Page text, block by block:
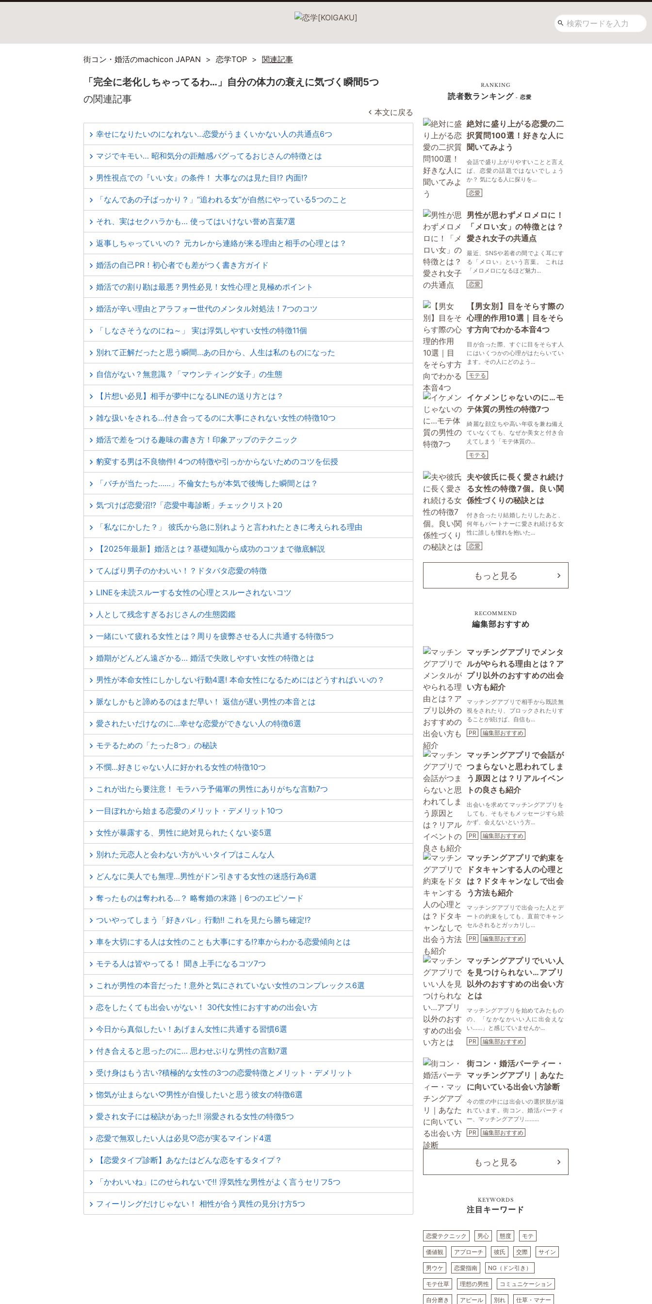
街コン・婚活のmachicon JAPAN 恋学TOP 関連記事
「完全に老化しちゃってるわ…」自分の体力の衰えに気づく瞬間5つ
の関連記事
本文に戻る
幸せになりたいのになれない…恋愛がうまくいかない人の共通点6つ
マジでキモい… 昭和気分の距離感バグってるおじさんの特徴とは
男性視点での『いい女』の条件！ 大事なのは見た目⁉ 内面⁉
「なんであの子ばっかり？」“追われる女”が自然にやっている5つのこと
それ、実はセクハラかも… 使ってはいけない誉め言葉7選
返事しちゃっていいの？ 元カレから連絡が来る理由と相手の心理とは？
婚活の自己PR！初心者でも差がつく書き方ガイド
婚活での割り勘は最悪？男性必見！女性心理と見極めポイント
婚活が辛い理由とアラフォー世代のメンタル対処法！7つのコツ
「しなさそうなのにね～」 実は浮気しやすい女性の特徴11個
別れて正解だったと思う瞬間…あの日から、人生は私のものになった
自信がない？無意識？「マウンティング女子」の生態
【片想い必見】相手が夢中になるLINEの送り方とは？
雑な扱いをされる…付き合ってるのに大事にされない女性の特徴10つ
婚活で差をつける趣味の書き方！印象アップのテクニック
豹変する男は不良物件! 4つの特徴や引っかからないためのコツを伝授
「バチが当たった……」不倫女たちが本気で後悔した瞬間とは？
気づけば恋愛沼!?「恋愛中毒診断」チェックリスト20
「私なにかした？」 彼氏から急に別れようと言われたときに考えられる理由
【2025年最新】婚活とは？基礎知識から成功のコツまで徹底解説
てんぱり男子のかわいい！？ドタバタ恋愛の特徴
LINEを未読スルーする女性の心理とスルーされないコツ
人として残念すぎるおじさんの生態図鑑
一緒にいて疲れる女性とは？周りを疲弊させる人に共通する特徴5つ
婚期がどんどん遠ざかる… 婚活で失敗しやすい女性の特徴とは
男性が本命女性にしかしない行動4選! 本命女性になるためにはどうすればいいの？
脈なしかもと諦めるのはまだ早い！ 返信が遅い男性の本音とは
愛されたいだけなのに…幸せな恋愛ができない人の特徴6選
モテるための「たった8つ」の秘訣
不憫…好きじゃない人に好かれる女性の特徴10つ
これが出たら要注意！ モラハラ予備軍の男性にありがちな言動7つ
一目ぼれから始まる恋愛のメリット・デメリット10つ
女性が暴露する、男性に絶対見られたくない姿5選
別れた元恋人と会わない方がいいタイプはこんな人
どんなに美人でも無理…男性がドン引きする女性の迷惑行為6選
奪ったものは奪われる…？ 略奪婚の末路｜6つのエピソード
ついやってしまう「好きバレ」行動‼ これを見たら勝ち確定⁉
車を大切にする人は女性のことも大事にする⁉️車からわかる恋愛傾向とは
モテる人は皆やってる！ 聞き上手になるコツ7つ
これが男性の本音だった！意外と気にされていない女性のコンプレックス6選
恋をしたくても出会いがない！ 30代女性におすすめの出会い方
今日から真似したい！あげまん女性に共通する習慣6選
付き合えると思ったのに… 思わせぶりな男性の言動7選
受け身はもう古い?積極的な女性の3つの恋愛特徴とメリット・デメリット
惚気が止まらない♡男性が自慢したいと思う彼女の特徴6選
愛され女子には秘訣があった‼ 溺愛される女性の特徴5つ
恋愛で無双したい人は必見♡恋が実るマインド4選
【恋愛タイプ診断】あなたはどんな恋をするタイプ？
「かわいいね」にのせられないで‼ 浮気性な男性がよく言うセリフ5つ
フィーリングだけじゃない！ 相性が合う異性の見分け方5つ
RANKING
読者数ランキング - 恋愛
絶対に盛り上がる恋愛の二
択質問100選！好きな人に
聞いてみよう
会話で盛り上がりやすいことと言え
ば、恋愛の話題ではないでしょう
か？ 気になる人に探りを...
恋愛
男性が思わずメロメロに！
「メロい女」の特徴とは？
愛され女子の共通点
最近、SNSや若者の間でよく耳にす
る「メロい」という言葉。 これは
「メロメロになるほど魅力...
恋愛
【男女別】目をそらす際の
心理的作用10選｜目をそら
す方向でわかる本音4つ
目が合った際、すぐに目をそらす人
にはいくつかの心理がはたらいてい
ます。その人にどのよう...
モテる
イケメンじゃないのに…モ
テ体質の男性の特徴7つ
綺麗な顔立ちや高い年収を兼ね備え
ていなくても、なぜか美女と付き合
えてしまう「モテ体質の...
モテる
夫や彼氏に長く愛され続け
る女性の特徴7個。良い関
係性づくりの秘訣とは
付き合ったり結婚したりしたあと、
何年もパートナーに愛され続ける女
性に誰しも憧れを抱いた...
恋愛
もっと見る
RECOMMEND
編集部おすすめ
マッチングアプリでメンタ
ルがやられる理由とは？ア
プリ以外のおすすめの出会
い方も紹介
マッチングアプリで相手から既読無
視をされたり、ブロックされたりす
ることが続けば、自信も...
PR
編集部おすすめ
マッチングアプリで会話が
つまらないと思われてしま
う原因とは？リアルイベン
トの良さも紹介
出会いを求めてマッチングアプリを
しても、そもそもメッセージすら続
かず、会えないという方...
PR
編集部おすすめ
マッチングアプリで約束を
ドタキャンする人の心理と
は？ドタキャンなしで出会
う方法も紹介
マッチングアプリで出会った人とデ
ートの約束をしても、直前でキャン
セルされるとガッカリし...
PR
編集部おすすめ
マッチングアプリでいい人
を見つけられない…アプリ
以外のおすすめの出会い方
とは
マッチングアプリを始めてみたもの
の、「なかなかいい人に出会えな
い……」と感じていませんか...
PR
編集部おすすめ
街コン・婚活パーティー・
マッチングアプリ｜あなた
に向いている出会い方診断
今の世の中には出会いの選択肢が溢
れています。街コン、婚活パーティ
ー、マッチングアプリ……...
PR
編集部おすすめ
もっと見る
KEYWORDS
注目キーワード
恋愛テクニック 男心 態度 モテ
価値観 アプローチ 彼氏 交際 サイン
男ウケ 恋愛指南 NG（ドン引き）
モテ仕草 理想の男性 コミュニケーション
自分磨き アピール 別れ 仕草・マナー